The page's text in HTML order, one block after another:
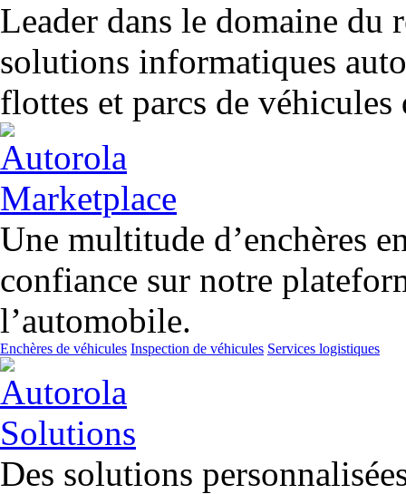
Leader dans le domaine du
solutions informatiques
flottes et parcs de véhicules
Une multitude d’enchères
confiance sur notre
l’automobile.
Enchères de véhicules Inspection de véhicules Services logistiques
Des solutions